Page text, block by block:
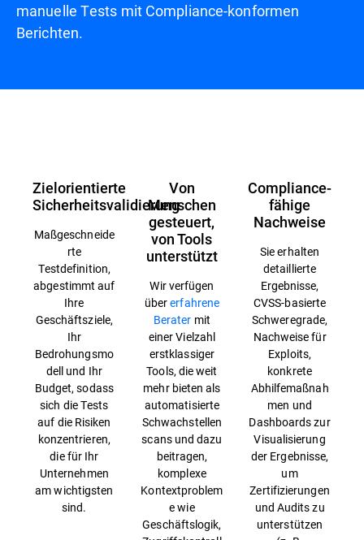
manuelle Tests mit Compliance-konformen
Berichten.
Zielorientierte
Sicherheitsvalidierung
Maßgeschneide
rte
Testdefinition,
abgestimmt auf
Ihre
Geschäftsziele,
Ihr
Bedrohungsmo
dell und Ihr
Budget, sodass
sich die Tests
auf die Risiken
konzentrieren,
die für Ihr
Unternehmen
am wichtigsten
sind.
Von
Menschen
gesteuert,
von Tools
unterstützt
Wir verfügen
übererfahrene
Berater mit
einer Vielzahl
erstklassiger
Tools, die weit
mehr bieten als
automatisierte
Schwachstellen
scans und dazu
beitragen,
komplexe
Kontextproblem
e wie
Geschäftslogik,
Compliance-
fähige
Nachweise
Sie erhalten
detaillierte
Ergebnisse,
CVSS-basierte
Schweregrade,
Nachweise für
Exploits,
konkrete
Abhilfemaßnah
men und
Dashboards zur
Visualisierung
der Ergebnisse,
um
Zertifizierungen
und Audits zu
unterstützen